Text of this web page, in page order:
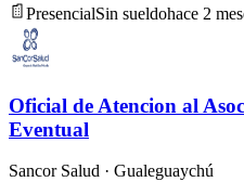
PresencialSin sueldohace 2
Oficial de Atencion al
Eventual
Sancor Salud · Gualeguaychú